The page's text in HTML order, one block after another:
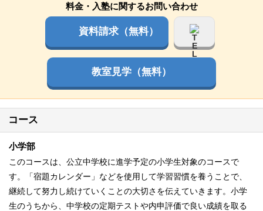
料金・入塾に関するお問い合わせ
資料請求（無料）
教室見学（無料）
コース
小学部
このコースは、公立中学校に進学予定の小学生対象のコースで
す。「宿題カレンダー」などを使用して学習習慣を養うことで、
継続して努力し続けていくことの大切さを伝えていきます。小学
生のうちから、中学校の定期テストや内申評価で良い成績を取る